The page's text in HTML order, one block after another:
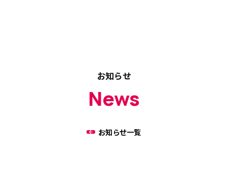
お知らせ
News
お知らせ一覧